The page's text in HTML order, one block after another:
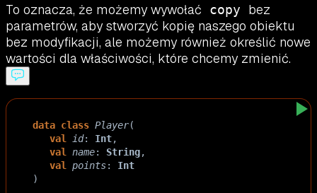
To oznacza, że możemy wywołać copy
bez
parametrów, aby stworzyć kopię naszego obiektu
bez modyfikacji, ale możemy również określić nowe
wartości dla właściwości, które chcemy zmienić.
data class Player(
val
id: Int,
val
name: String,
val
points: Int
)